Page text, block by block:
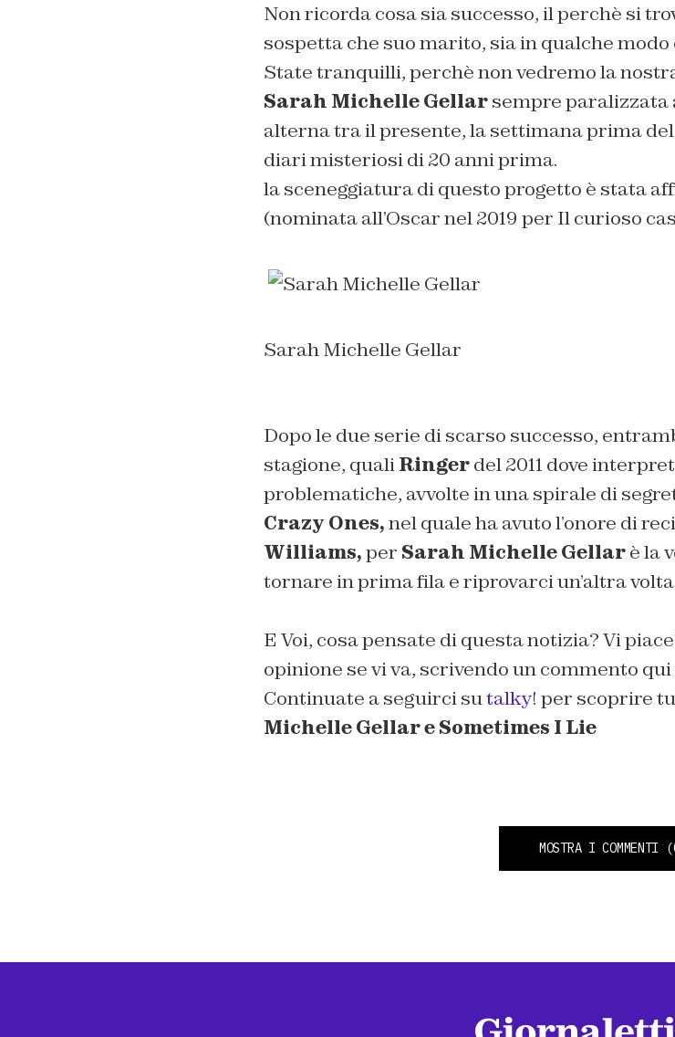
Non ricorda cosa sia successo, il perchè si
sospetta che suo marito, sia in qualche modo
State tranquilli, perchè non vedremo la
Sarah Michelle Gellarsempre paralizzata
alterna tra il presente, la settimana prima
diari misteriosi di 20 anni prima.
la sceneggiatura di questo progetto è stata
(nominata all’Oscar nel 2019 per Il curioso
Sarah Michelle Gellar
Dopo le due serie di scarso successo,
stagione, qualiRingerdel 2011 dove
problematiche, avvolte in una spirale di
Crazy Ones,nel quale ha avuto l’onore di
Williams,per Sarah Michelle Gellarè la
tornare in prima fila e riprovarci un’altra
E Voi, cosa pensate di questa notizia? Vi
opinione se vi va, scrivendo un commento qui
Continuate a seguirci sutalky! per scoprire
Michelle Gellar e Sometimes I Lie
MOSTRA I COMMENTI